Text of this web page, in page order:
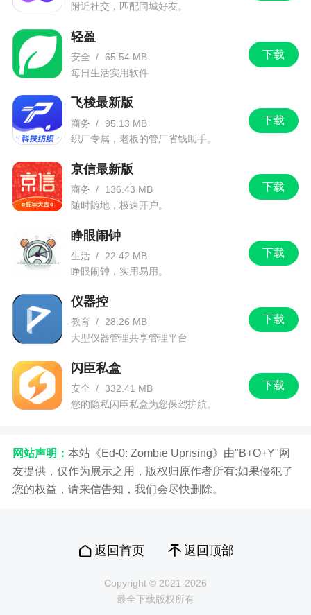
附近社交，匹配同城好友。
下载
轻盈
安全 / 65.54 MB
每日生活实用软件
下载
飞梭最新版
商务 / 95.13 MB
织厂专属，老板的管厂省钱助手。
下载
京信最新版
商务 /
136.43 MB
随时随地，极速开户。
下载
睁眼闹钟
生活 /
22.42 MB
睁眼闹钟，实用易用。
下载
仪器控
教育 / 28.26 MB
大型仪器管理共享管理平台
下载
闪臣私盒
安全 / 332.41 MB
您的隐私闪臣私盒为您保驾护航。
网站声明： 本站《Ed-0: Zombie Uprising》由"B+O+Y"网
友提供，仅作为展示之用，版权归原作者所有;如果侵犯了
您的权益，请来信告知，我们会尽快删除。
返回首页 返回顶部
Copyright © 2021-2026
最全下载版权所有